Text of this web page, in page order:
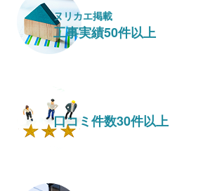
ヌリカエ掲載
工事実績50件以上
口コミ件数30件以上